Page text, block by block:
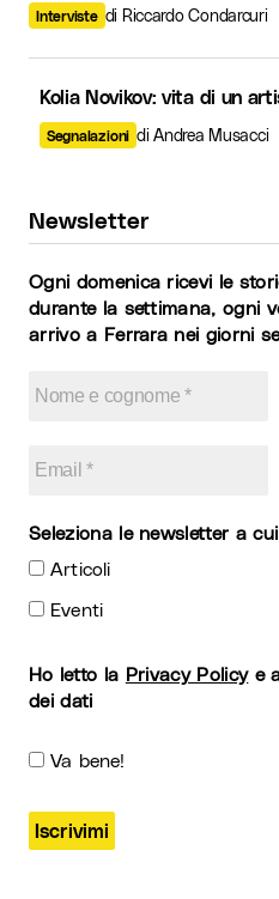
Interviste di Riccardo Condarcuri
Kolia Novikov: vita di un
Segnalazioni di Andrea Musacci
Newsletter
Ogni domenica ricevi le
durante la settimana, ogni
arrivo a Ferrara nei giorni
Seleziona le newsletter a
Articoli
Eventi
Ho letto la Privacy Policye
dei dati
Va bene!